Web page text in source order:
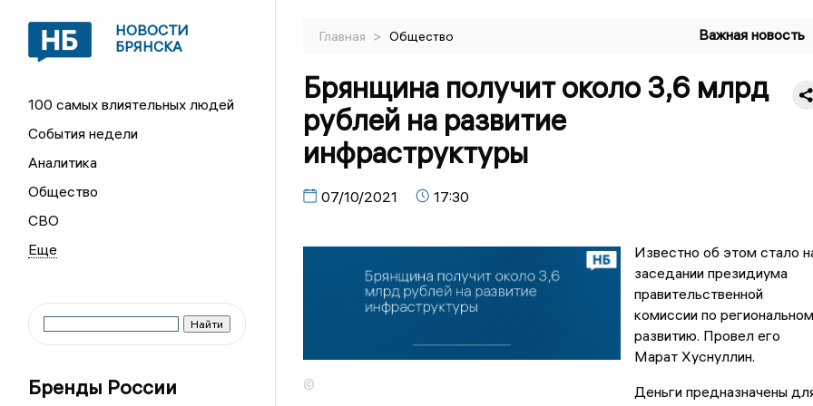
НОВОСТИ
БРЯНСКА
100 самых влиятельных людей
События недели
Аналитика
Общество
СВО
Бренды России
Главная > Общество Важная новость
Брянщина получит около 3,6 млрд
рублей на развитие
инфраструктуры
07/10/2021 17:30
©
Известно об этом стало
заседании президиума
правительственной
комиссии по
развитию. Провел его
Марат Хуснуллин.
Деньги предназначены